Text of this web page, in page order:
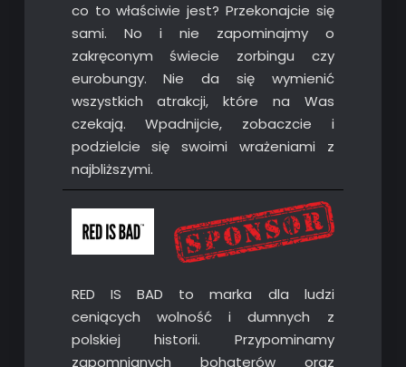
co to właściwie jest? Przekonajcie się
sami. No i nie zapominajmy o
zakręconym świecie zorbingu czy
eurobungy. Nie da się wymienić
wszystkich atrakcji, które na Was
czekają. Wpadnijcie, zobaczcie i
podzielcie się swoimi wrażeniami z
najbliższymi.
RED IS BAD to marka dla ludzi
ceniących wolność i dumnych z
polskiej historii. Przypominamy
zapomnianych bohaterów oraz